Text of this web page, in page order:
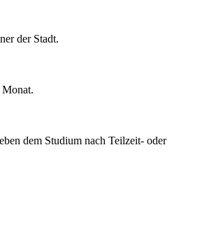
der Stadt.
dem Studium nach Teilzeit- oder